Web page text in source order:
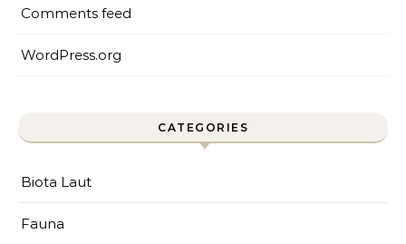
Comments feed
WordPress.org
CATEGORIES
Biota Laut
Fauna